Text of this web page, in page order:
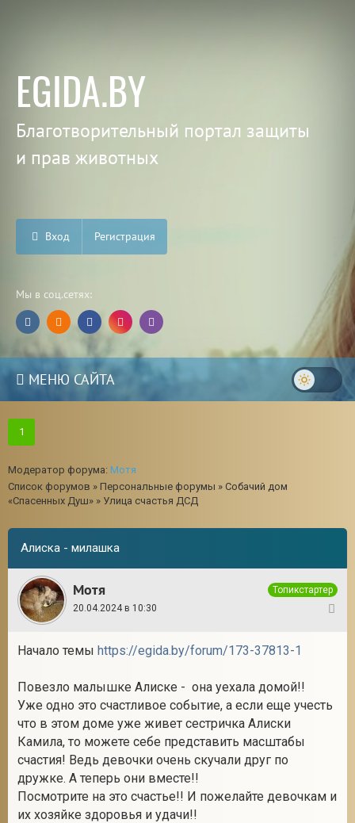
EGIDA.BY
Благотворительный портал защиты
и прав животных
Вход Регистрация
Мы в соц.сетях:
МЕНЮ САЙТА
1
Модератор форума: Мотя
Список форумов » Персональные форумы » Собачий дом
«Спасенных Душ» » Улица счастья ДСД
Алиска - милашка
Мотя
Топикстартер
20.04.2024 в 10:30
Начало темы https://egida.by/forum/173-37813-1
Повезло малышке Алиске - она уехала домой!!
Уже одно это счастливое событие, а если еще учесть
что в этом доме уже живет сестричка Алиски
Камила, то можете себе представить масштабы
счастия! Ведь девочки очень скучали друг по
дружке. А теперь они вместе!!
Посмотрите на это счастье!! И пожелайте девочкам и
их хозяйке здоровья и удачи!!